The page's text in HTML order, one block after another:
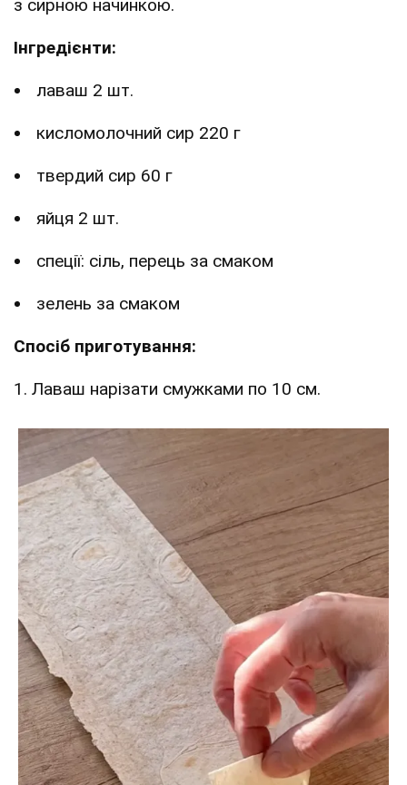
з сирною начинкою.
Інгредієнти:
лаваш 2 шт.
кисломолочний сир 220 г
твердий сир 60 г
яйця 2 шт.
спеції: сіль, перець за смаком
зелень за смаком
Спосіб приготування:
1. Лаваш нарізати смужками по 10 см.